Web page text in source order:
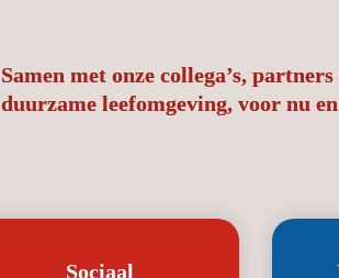
Samen met onze collega’s,
duurzame leefomgeving, voor nu
Sociaal